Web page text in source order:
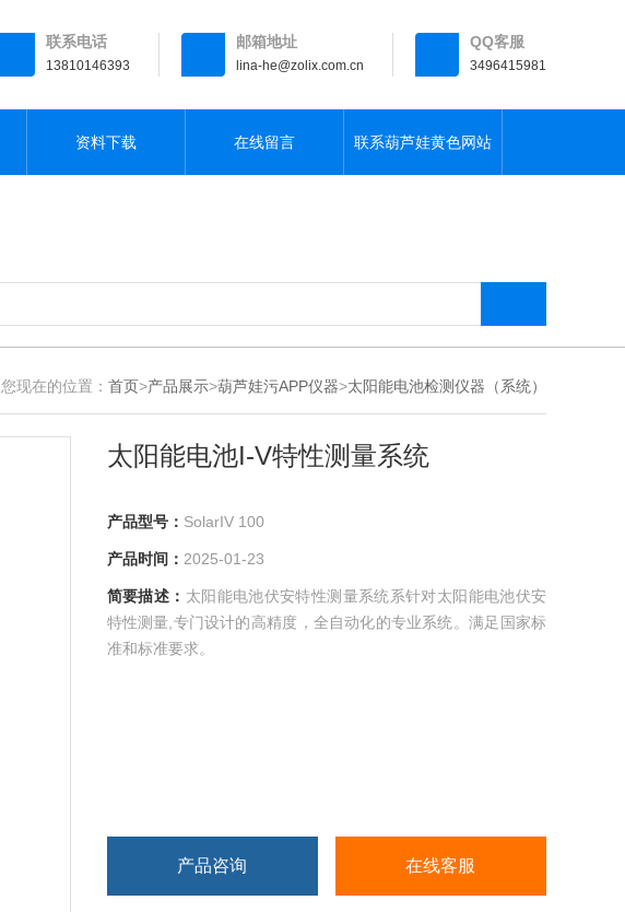
联系电话
13810146393
邮箱地址
lina-he@zolix.com.cn
QQ客服
3496415981
资料下载 在线留言 联系葫芦娃黄色网站
您现在的位置： 首页>产品展示>葫芦娃污APP仪器>太阳能电池检测仪器（系统）
太阳能电池I-V特性测量系统
产品型号： SolarIV 100
产品时间： 2025-01-23
简要描述： 太阳能电池伏安特性测量系统系针对太阳能电池伏安
特性测量,专门设计的高精度，全自动化的专业系统。满足国家标
准和标准要求。
产品咨询 在线客服